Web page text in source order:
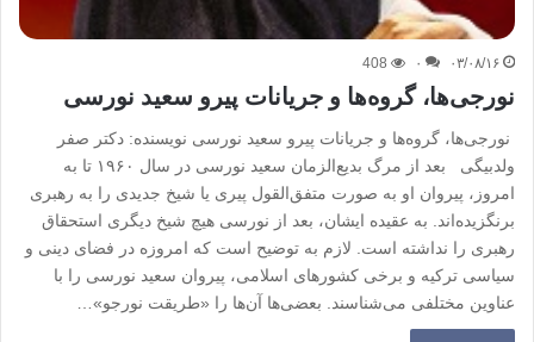
۰۳/۰۸/۱۶ ۰ 408
نورجی‌ها، گروه‌ها و جریانات پیرو سعید نورسی
نورجی‌ها، گروه‌ها و جریانات پیرو سعید نورسی نویسنده: دکتر صفر
ولدبیگی بعد از مرگ بدیع‌الزمان سعید نورسی در سال ۱۹۶۰ تا به
امروز، پیروان او به صورت متفق‌القول پیری یا شیخ جدیدی را به رهبری
برنگزیده‌اند. به عقیده ایشان، بعد از نورسی هیچ شیخ دیگری استحقاق
رهبری را نداشته است. لازم به توضیح است که امروزه در فضای دینی و
سیاسی ترکیه و برخی کشورهای اسلامی، پیروان سعید نورسی را با
عناوین مختلفی می‌شناسند. بعضی‌ها آن‌ها را «طریقت نورجو»…